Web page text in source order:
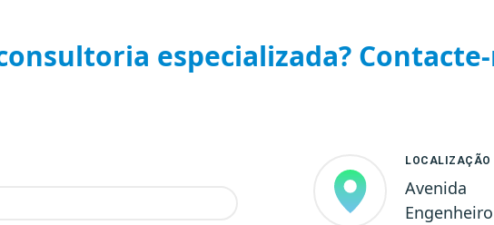
especializada?
LOCALIZAÇÃO
Avenida
Engenheiro